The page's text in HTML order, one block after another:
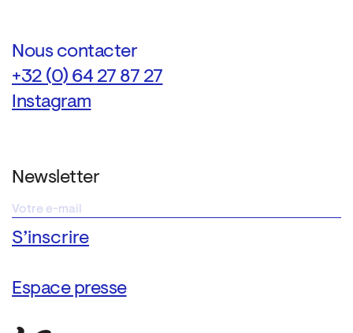
Nous contacter
+32 (0) 64 27 87 27
Instagram
Newsletter
Espace presse